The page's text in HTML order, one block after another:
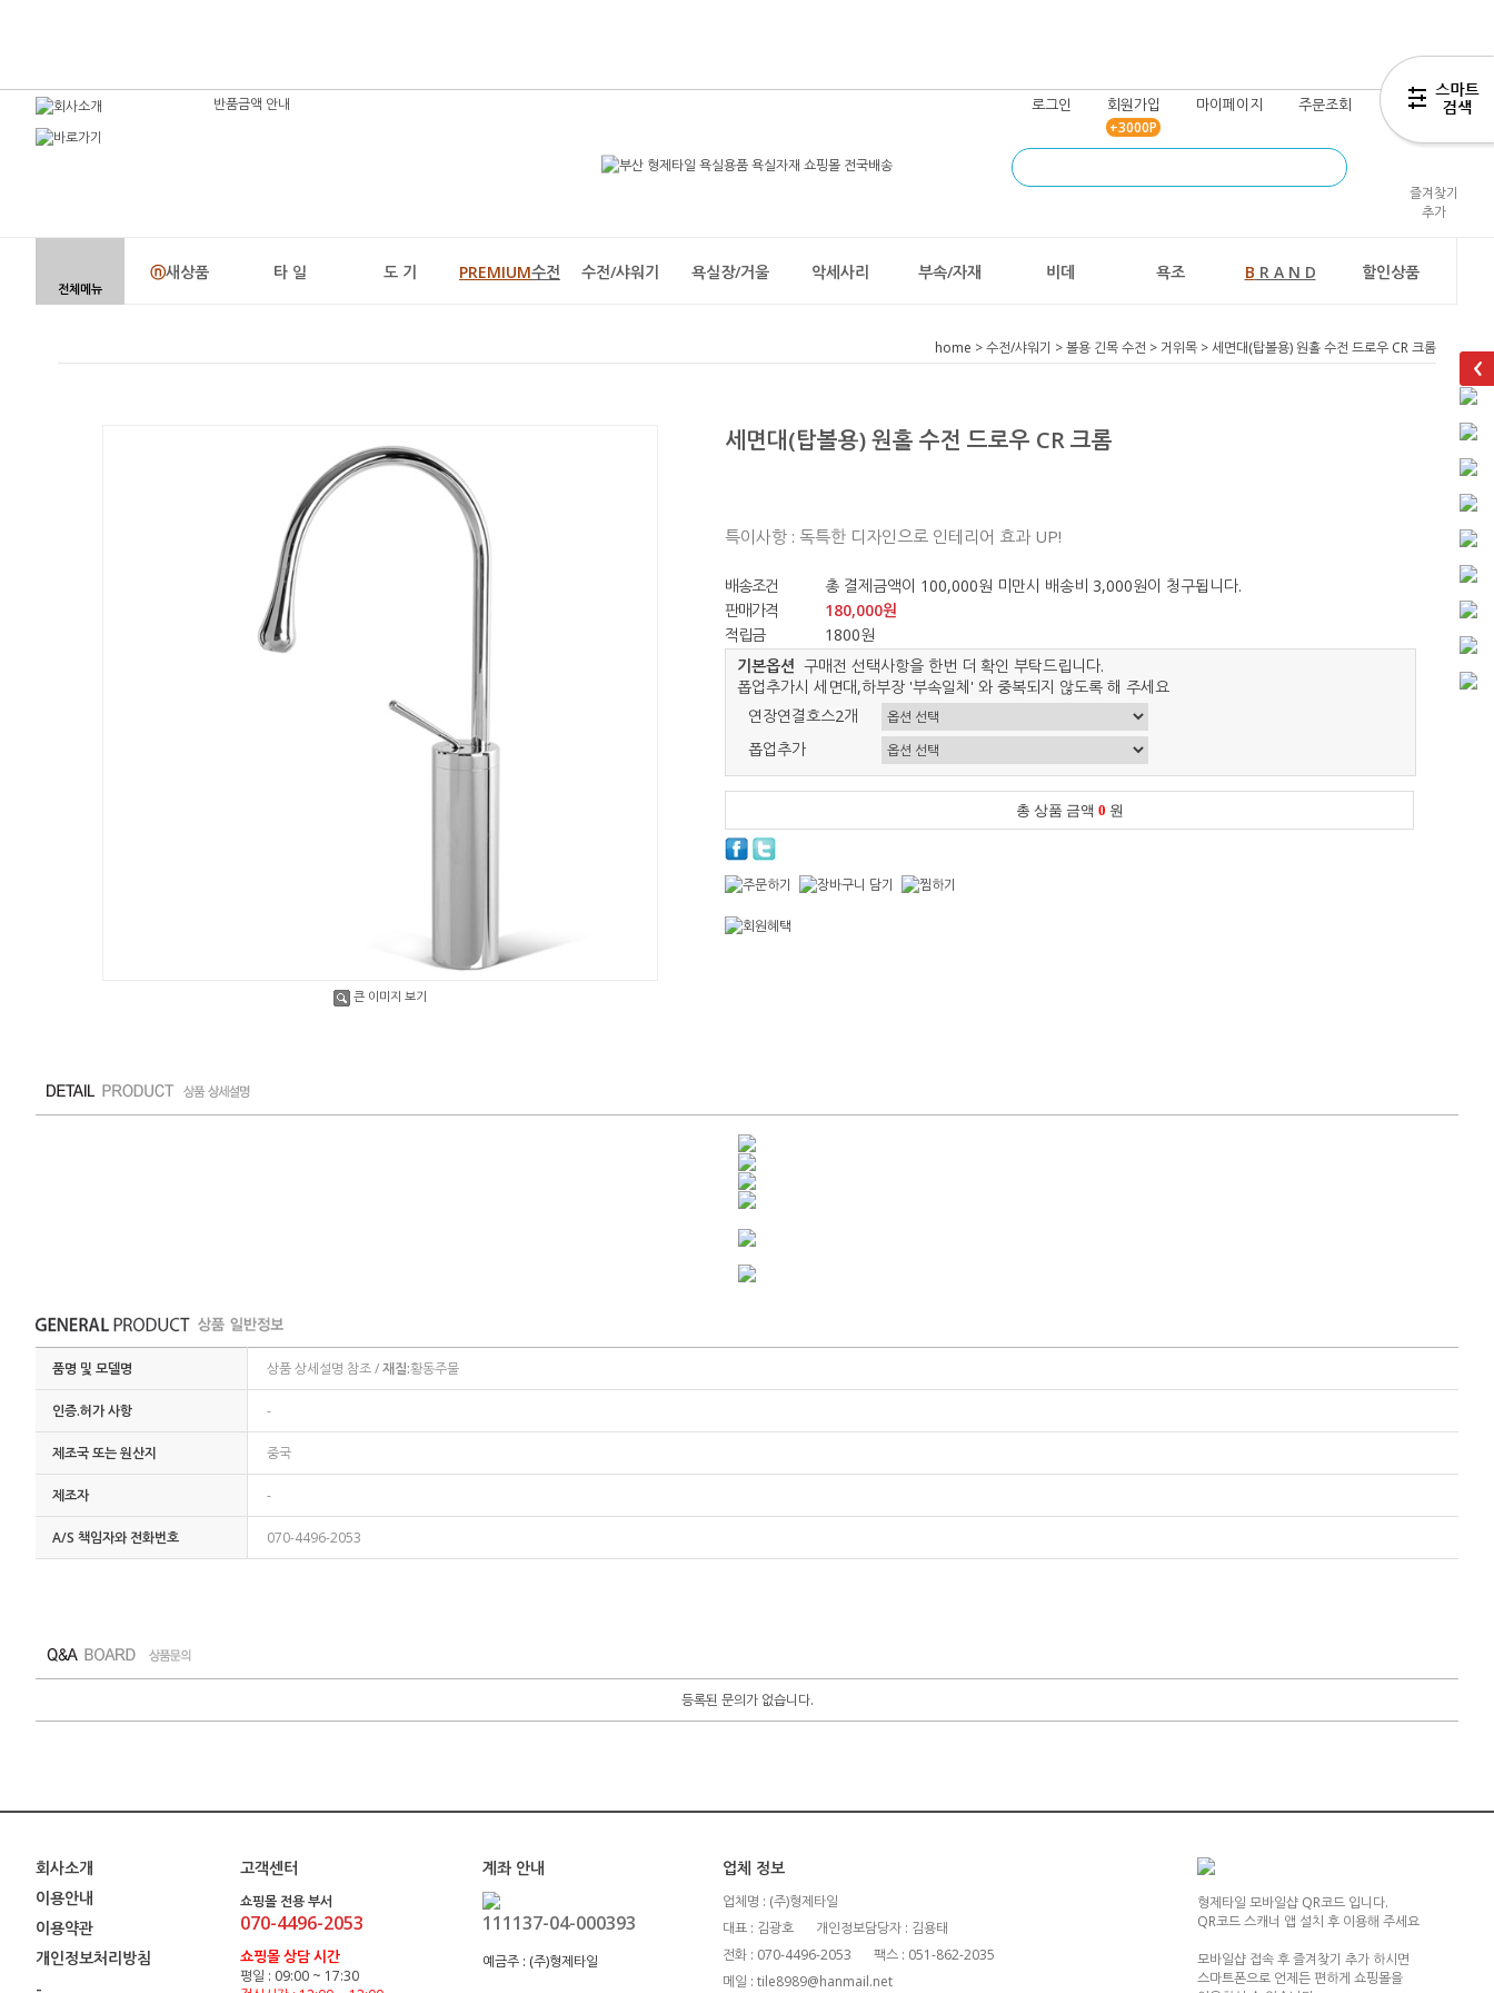
반품금액 안내 로그인 회원가입
+3000P
마이페이지 주문조회 장바구니
즐겨찾기
추가
전체메뉴
ⓝ새상품 타 일 도 기 PREMIUM수전 수전/샤워기 욕실장/거울 악세사리 부속/자재 비데 욕조 B R A N D 할인상품
home >수전/샤워기 >볼용 긴목 수전 > 거위목 > 세면대(탑볼용) 원홀 수전 드로우 CR 크롬
큰 이미지 보기
세면대(탑볼용) 원홀 수전 드로우 CR 크롬
특이사항 : 독특한 디자인으로 인테리어 효과 UP!
배송조건
총 결제금액이 100,000원 미만시 배송비 3,000원이 청구됩니다.
판매가격
180,000원
적립금
1800원
기본옵션 구매전 선택사항을 한번 더 확인 부탁드립니다.
폽업추가시 세면대,하부장 '부속일체' 와 중복되지 않도록 해 주세요
연장연결호스2개
폽업추가
총 상품 금액 0 원
품명 및 모델명 상품 상세설명 참조 /재질:황동주물
인증.허가 사항 -
제조국 또는 원산지 중국
제조자 -
A/S 책임자와 전화번호 070-4496-2053
등록된 문의가 없습니다.
회사소개
이용안내
이용약관
개인정보처리방침
-
고객센터
쇼핑몰 전용 부서
070-4496-2053
쇼핑몰 상담 시간
평일 : 09:00 ~ 17:30
계좌 안내
111137-04-000393
예금주 : (주)형제타일
업체 정보
업체명 : (주)형제타일
대표 : 김광호
개인정보담당자 : 김용태
전화 : 070-4496-2053
팩스 : 051-862-2035
메일 : tile8989@hanmail.net
형제타일 모바일샵 QR코드 입니다.
QR코드 스캐너 앱 설치 후 이용해 주세요
모바일샵 접속 후 즐겨찾기 추가 하시면
스마트폰으로 언제든 편하게 쇼핑몰을